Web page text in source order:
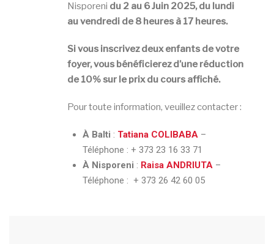
Nisporeni du 2 au 6 Juin 2025, du lundi
au vendredi de 8 heures à 17 heures.
Si vous inscrivez deux enfants de votre
foyer, vousbénéficierez d’une réduction
de 10% sur le prix du cours affiché.
Pour toute information, veuillez contacter :
À Balti : Tatiana COLIBABA –
Téléphone : + 373 23 16 33 71
À Nisporeni : Raisa ANDRIUTA –
Téléphone : + 373 26 42 60 05